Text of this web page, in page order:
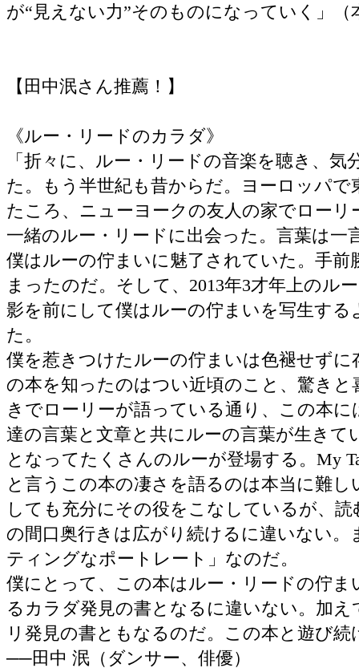
が“見えない力”そのものになっていく」（
【田中泯さん推薦！】
《ルー・リードのカラダ》
「折々に、ルー・リードの音楽を聴き、気
た。もう半世紀も昔からだ。ヨーロッパで
たころ、ニューヨークの友人の家でローリ
一緒のルー・リードに出会った。言葉は一
僕はルーの佇まいに魅了されていた。手前
まったのだ。そして、2013年3才年上のル
影を前にして僕はルーの佇まいを写生す
た。
僕を惹きつけたルーの佇まいは色褪せずに
の本を知ったのはつい近頃のこと、驚きと
きでローリーが語っている通り、この本
達の言葉と文章と共にルーの言葉が生きて
となってたくさんのルーが登場する。My
と言うこの本の凄さを語るのは本当に難し
しても充分にその役をこなしているが、
の間口奥行きは広がり続けるに違いない。
ティングなポートレート」なのだ。
僕にとって、この本はルー・リードの佇ま
るカラダ発見の書となるに違いない。加
リ発見の書ともなるのだ。この本と遊び続
──田中 泯（ダンサー、俳優）